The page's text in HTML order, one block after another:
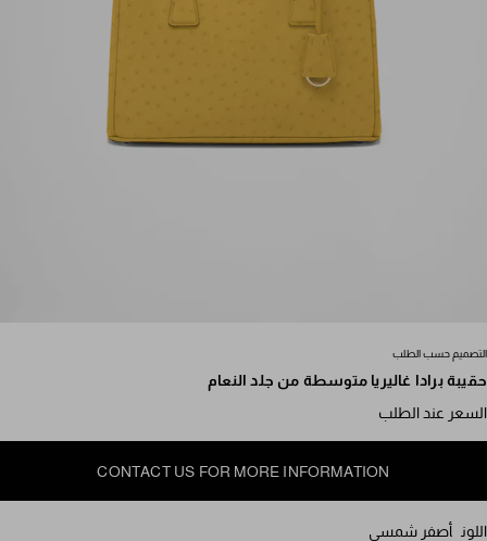
التصميم حسب الطلب
حقيبة برادا غاليريا متوسطة من جلد النعام
السعر عند الطلب
CONTACT US FOR MORE INFORMATION
اللون أصفر شمسي